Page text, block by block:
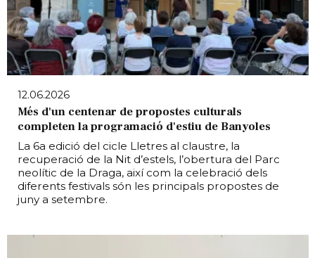
12.06.2026
Més d'un centenar de propostes culturals
completen la programació d'estiu de Banyoles
La 6a edició del cicle Lletres al claustre, la
recuperació de la Nit d’estels, l’obertura del Parc
neolític de la Draga, així com la celebració dels
diferents festivals són les principals propostes de
juny a setembre.